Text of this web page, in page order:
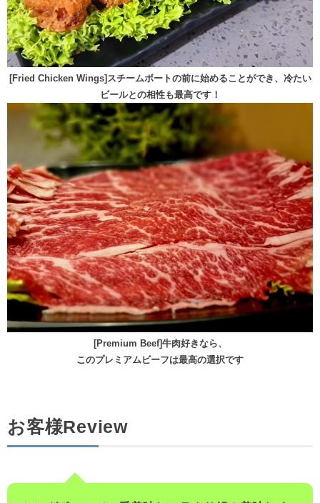
[Fried Chicken Wings]スチームボートの前に始めることができ、冷たい
ビールとの相性も最高です！
[Premium Beef]牛肉好きなら、
このプレミアムビーフは最高の選択です
お客様Review